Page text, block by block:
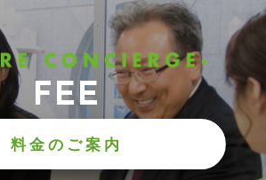
FEE
料金のご案内